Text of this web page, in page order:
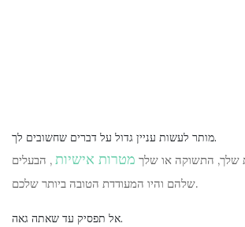
מותר לעשות עניין גדול על דברים שחשובים לך.
שלך, התשוקה או שלך מטרות אישיות , הבעלים
שלהם והיו המעודדת הטובה ביותר שלכם.
אל תפסיק עד שאתה גאה.